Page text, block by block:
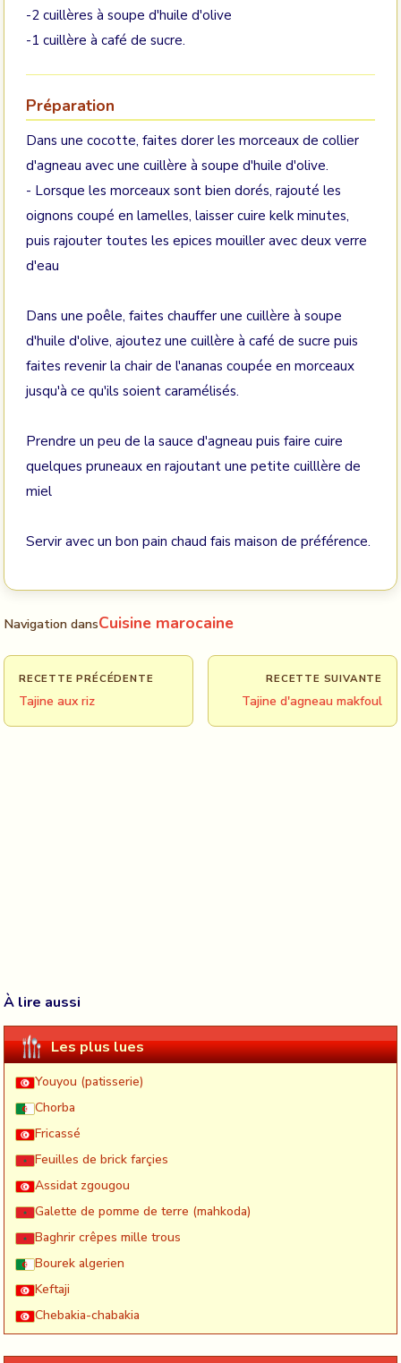
-2 cuillères à soupe d'huile d'olive
-1 cuillère à café de sucre.
Préparation
Dans une cocotte, faites dorer les morceaux de collier
d'agneau avec une cuillère à soupe d'huile d'olive.
- Lorsque les morceaux sont bien dorés, rajouté les
oignons coupé en lamelles, laisser cuire kelk minutes,
puis rajouter toutes les epices mouiller avec deux verre
d'eau
Dans une poêle, faites chauffer une cuillère à soupe
d'huile d'olive, ajoutez une cuillère à café de sucre puis
faites revenir la chair de l'ananas coupée en morceaux
jusqu'à ce qu'ils soient caramélisés.
Prendre un peu de la sauce d'agneau puis faire cuire
quelques pruneaux en rajoutant une petite cuilllère de
miel
Servir avec un bon pain chaud fais maison de préférence.
Navigation dansCuisine marocaine
RECETTE PRÉCÉDENTE
Tajine aux riz
RECETTE SUIVANTE
Tajine d'agneau makfoul
À lire aussi
Les plus lues
Youyou (patisserie)
Chorba
Fricassé
Feuilles de brick farçies
Assidat zgougou
Galette de pomme de terre (mahkoda)
Baghrir crêpes mille trous
Bourek algerien
Keftaji
Chebakia-chabakia